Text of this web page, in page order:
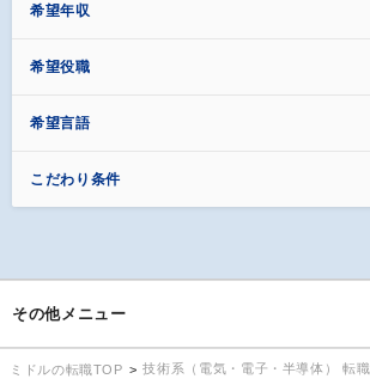
希望年収
希望役職
希望言語
こだわり条件
その他メニュー
ミドルの転職TOP
技術系（電気・電子・半導体） 転職